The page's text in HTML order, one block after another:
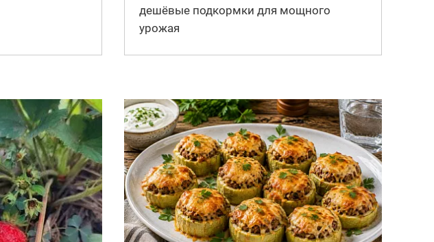
дешёвые подкормки для мощного
урожая